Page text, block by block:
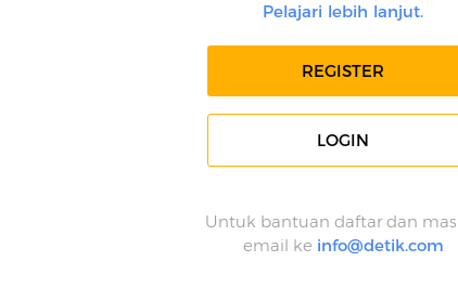
Pelajari lebih lanjut.
REGISTER
LOGIN
Untuk bantuan daftar dan
email ke info@detik.com